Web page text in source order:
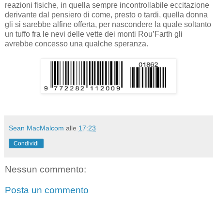
reazioni fisiche, in quella sempre incontrollabile eccitazione
derivante dal pensiero di come, presto o tardi, quella donna
gli si sarebbe alfine offerta, per nascondere la quale soltanto
un tuffo fra le nevi delle vette dei monti Rou’Farth gli
avrebbe concesso una qualche speranza.
Sean MacMalcom alle 17:23
Condividi
Nessun commento:
Posta un commento